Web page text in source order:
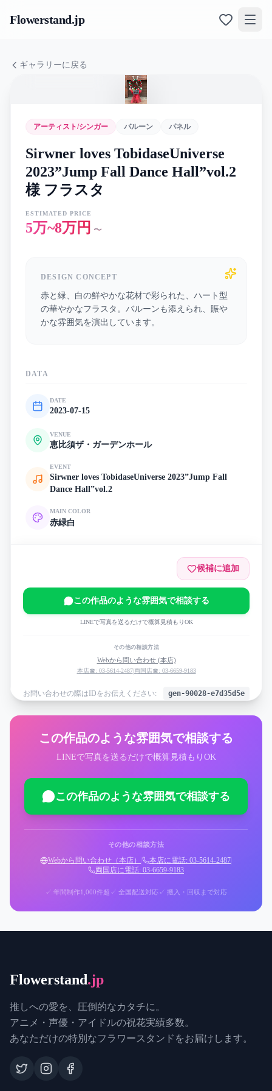
Flowerstand.jp
ギャラリーに戻る
アーティスト/シンガー バルーン パネル
Sirwner loves TobidaseUniverse
2023”Jump Fall Dance Hall”vol.2
様 フラスタ
ESTIMATED PRICE
5万~8万円 〜
DESIGN CONCEPT
赤と緑、白の鮮やかな花材で彩られた、ハート型
の華やかなフラスタ。バルーンも添えられ、賑や
かな雰囲気を演出しています。
DATA
DATE
2023-07-15
VENUE
恵比須ザ・ガーデンホール
EVENT
Sirwner loves TobidaseUniverse 2023”Jump Fall
Dance Hall”vol.2
MAIN COLOR
赤緑白
候補に追加
この作品のような雰囲気で相談する
LINEで写真を送るだけで概算見積もりOK
その他の相談方法
Webから問い合わせ (本店)
本店☎: 03-5614-2487|両国店☎: 03-6659-9183
お問い合わせの際はIDをお伝えください: gen-90028-e7d35d5e
この作品のような雰囲気で相談する
LINEで写真を送るだけで概算見積もりOK
この作品のような雰囲気で相談する
その他の相談方法
Webから問い合わせ（本店） 本店に電話: 03-5614-2487
両国店に電話: 03-6659-9183
✓ 年間制作1,000件超 ✓ 全国配送対応 ✓ 搬入・回収まで対応
Flowerstand.jp
推しへの愛を、圧倒的なカタチに。
アニメ・声優・アイドルの祝花実績多数。
あなただけの特別なフラワースタンドをお届けします。